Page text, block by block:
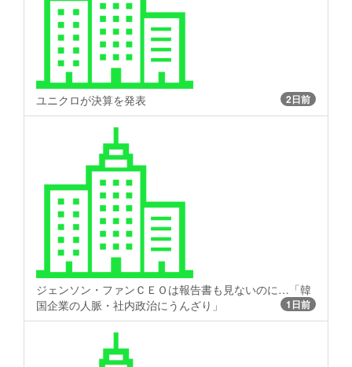
ユニクロが決算を発表 2日前
ジェンソン・ファンＣＥＯは報告書も見ないのに…「韓
国企業の人脈・社内政治にうんざり」
1日前